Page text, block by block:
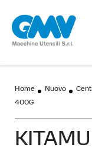
Home Nuovo
400G